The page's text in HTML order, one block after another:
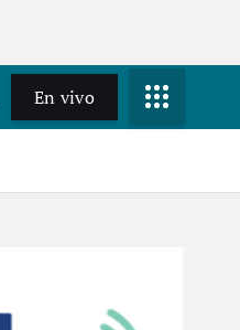
En vivo